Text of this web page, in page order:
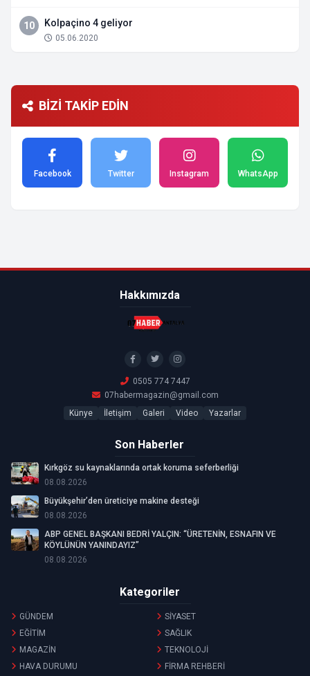
10 Kolpaçino 4 geliyor
05.06.2020
BİZİ TAKİP EDİN
Facebook Twitter Instagram WhatsApp
Hakkımızda
0505 774 7447
07habermagazin@gmail.com
Künye
İletişim Galeri Video Yazarlar
Son Haberler
Kırkgöz su kaynaklarında ortak koruma seferberliği
08.08.2026
Büyükşehir’den üreticiye makine desteği
08.08.2026
ABP GENEL BAŞKANI BEDRİ YALÇIN: “ÜRETENİN, ESNAFIN VE
KÖYLÜNÜN YANINDAYIZ”
08.08.2026
Kategoriler
GÜNDEM
SİYASET
EĞİTİM
SAĞLIK
MAGAZİN
TEKNOLOJİ
HAVA DURUMU
FİRMA REHBERİ